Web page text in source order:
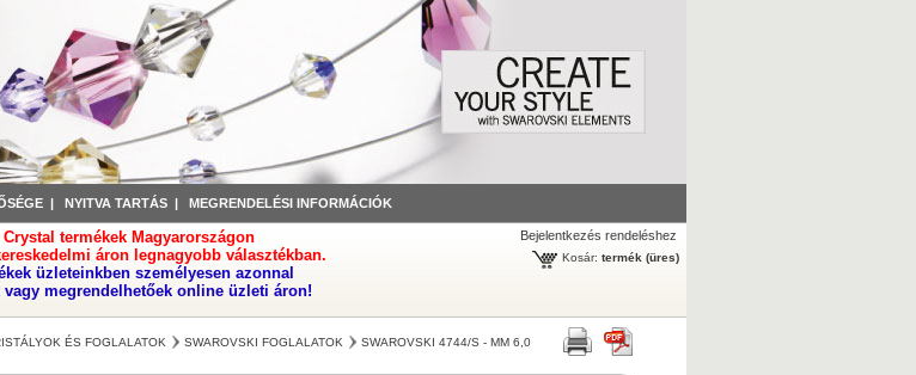
| NYITVA TARTÁS | MEGRENDELÉSI INFORMÁCIÓK
termékek Magyarországon
áron legnagyobb választékban.
üzleteinkben személyesen azonnal
vagy megrendelhetőek online üzleti áron!
Bejelentkezés rendeléshez
Kosár: termék (üres)
ÉS FOGLALATOK SWAROVSKI FOGLALATOK SWAROVSKI 4744/S - MM 6,0